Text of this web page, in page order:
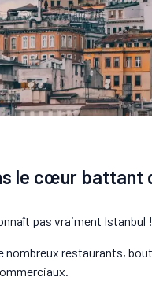
le cœur battant
pas vraiment
nombreux restaurants,